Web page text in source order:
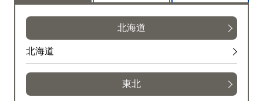
北海道
北海道
東北